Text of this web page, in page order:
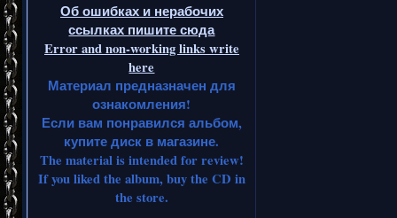
Об ошибках и нерабочих
ссылках пишите сюда
Error and non-working links write
here
Материал предназначен для
ознакомления!
Если вам понравился альбом,
купите диск в магазине.
The material is intended for review!
If you liked the album, buy the CD in
the store.